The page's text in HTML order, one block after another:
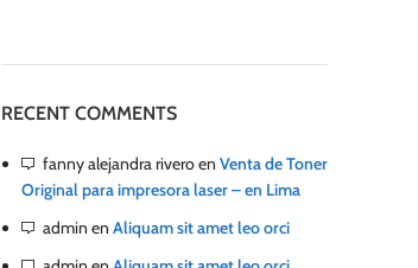
RECENT COMMENTS
fanny alejandra riveroen Venta de Toner
Original para impresora laser – en Lima
admin en Aliquam sit amet leo orci